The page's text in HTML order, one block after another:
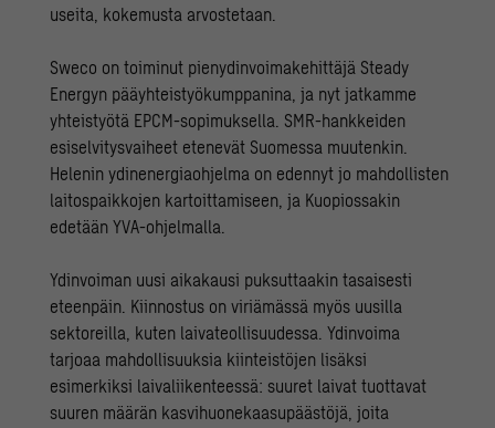
useita, kokemusta arvostetaan.
Sweco on toiminut pienydinvoimakehittäjä Steady
Energyn pääyhteistyökumppanina, ja nyt jatkamme
yhteistyötä EPCM-sopimuksella. SMR-hankkeiden
esiselvitysvaiheet etenevät Suomessa muutenkin.
Helenin ydinenergiaohjelma on edennyt jo mahdollisten
laitospaikkojen kartoittamiseen, ja Kuopiossakin
edetään YVA-ohjelmalla.
Ydinvoiman uusi aikakausi puksuttaakin tasaisesti
eteenpäin. Kiinnostus on viriämässä myös uusilla
sektoreilla, kuten laivateollisuudessa. Ydinvoima
tarjoaa mahdollisuuksia kiinteistöjen lisäksi
esimerkiksi laivaliikenteessä: suuret laivat tuottavat
suuren määrän kasvihuonekaasupäästöjä, joita